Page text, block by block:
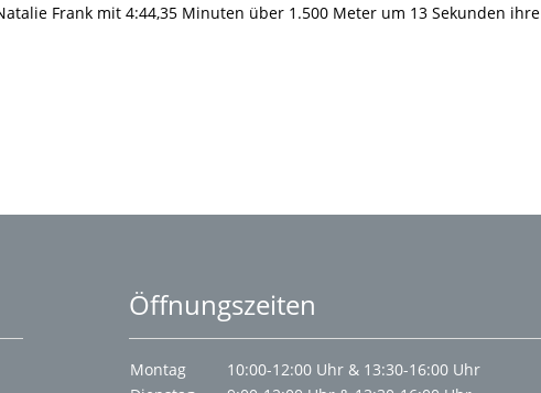
Frank mit 4:44,35 Minuten über 1.500 Meter um 13 Sekunden ihre
Öffnungszeiten
Montag
10:00-12:00 Uhr & 13:30-16:00 Uhr